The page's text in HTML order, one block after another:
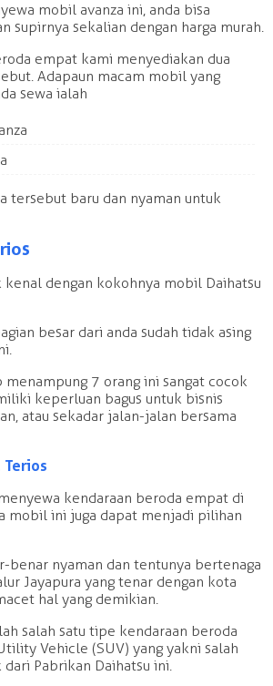
mobil avanza ini, anda bisa
supirnya sekalian dengan harga murah.
empat kami menyediakan dua
Adapaun macam mobil yang
sewa ialah
tersebut baru dan nyaman untuk
kenal dengan kokohnya mobil Daihatsu
besar dari anda sudah tidak asing
menampung 7 orang ini sangat cocok
keperluan bagus untuk bisnis
atau sekadar jalan-jalan bersama
kendaraan beroda empat di
mobil ini juga dapat menjadi pilihan
benar nyaman dan tentunya bertenaga
Jayapura yang tenar dengan kota
hal yang demikian.
salah satu tipe kendaraan beroda
Vehicle (SUV) yang yakni salah
Pabrikan Daihatsu ini.